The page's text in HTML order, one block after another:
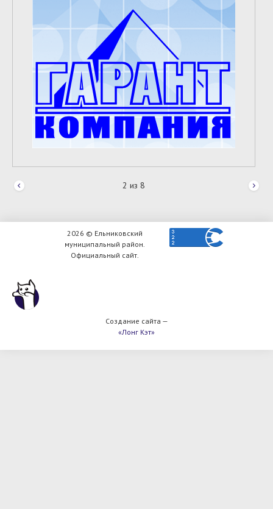
2 из 8
2026 © Ельниковский
муниципальный район.
Официальный сайт.
Создание сайта —
«Лонг Кэт»